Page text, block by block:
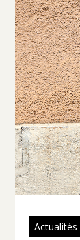
Actualités